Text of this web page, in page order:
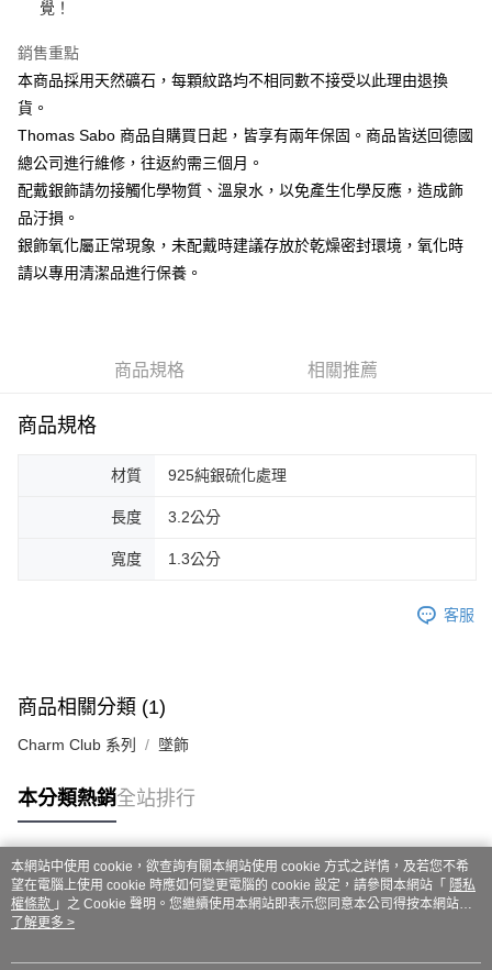
黑貓宅急便
覺！
銷售重點
本商品採用天然礦石，每顆紋路均不相同數不接受以此理由退換
貨。
Thomas Sabo 商品自購買日起，皆享有兩年保固。商品皆送回德國
總公司進行維修，往返約需三個月。
配戴銀飾請勿接觸化學物質、溫泉水，以免產生化學反應，造成飾
品汙損。
銀飾氧化屬正常現象，未配戴時建議存放於乾燥密封環境，氧化時
請以專用清潔品進行保養。
商品規格 相關推薦
商品規格
材質 925純銀硫化處理
長度 3.2公分
寬度 1.3公分
客服
商品相關分類 (1)
Charm Club 系列 墜飾
本分類熱銷全站排行
熱門標籤
本網站中使用 cookie，欲查詢有關本網站使用 cookie 方式之詳情，及若您不希
望在電腦上使用 cookie 時應如何變更電腦的 cookie 設定，請參閱本網站「 隱私
權條款 」之 Cookie 聲明。您繼續使用本網站即表示您同意本公司得按本網站使
用條款之 Cookie 聲明使用 cookie。
了解更多 >